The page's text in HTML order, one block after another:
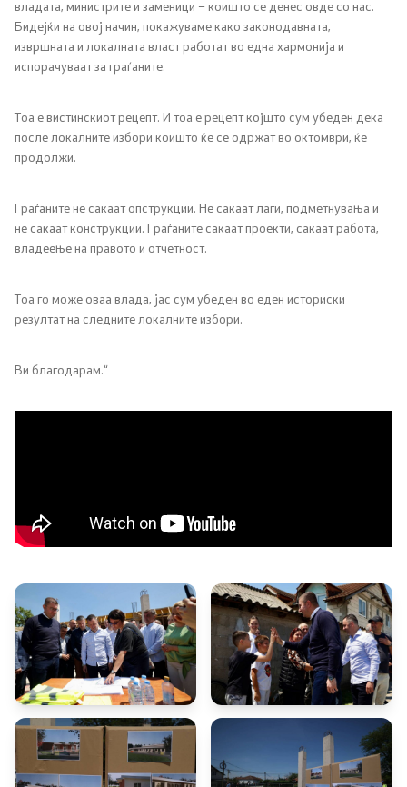
владата, министрите и заменици – коишто се денес овде со нас.
Бидејќи на овој начин, покажуваме како законодавната,
извршната и локалната власт работат во една хармонија и
испорачуваат за граѓаните.
Тоа е вистинскиот рецепт. И тоа е рецепт којшто сум убеден дека
после локалните избори коишто ќе се одржат во октомври, ќе
продолжи.
Граѓаните не сакаат опструкции. Не сакаат лаги, подметнувања и
не сакаат конструкции. Граѓаните сакаат проекти, сакаат работа,
владеење на правото и отчетност.
Тоа го може оваа влада, јас сум убеден во еден историски
резултат на следните локалните избори.
Ви благодарам.“